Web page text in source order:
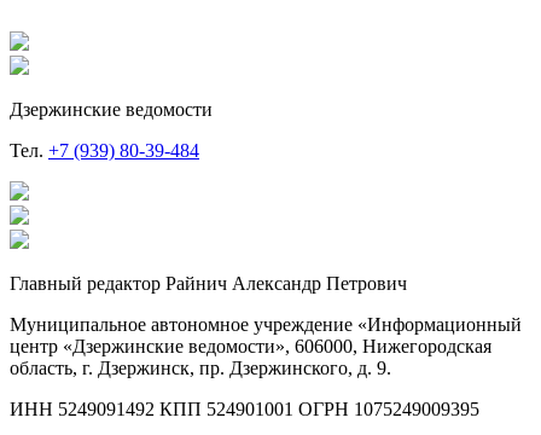
Дзержинские ведомости
Тел. +7 (939) 80-39-484
Главный редактор Райнич Александр Петрович
Муниципальное автономное учреждение «Информационный
центр «Дзержинские ведомости», 606000, Нижегородская
область, г. Дзержинск, пр. Дзержинского, д. 9.
ИНН 5249091492 КПП 524901001 ОГРН 1075249009395